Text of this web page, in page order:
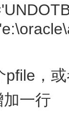
，
一行